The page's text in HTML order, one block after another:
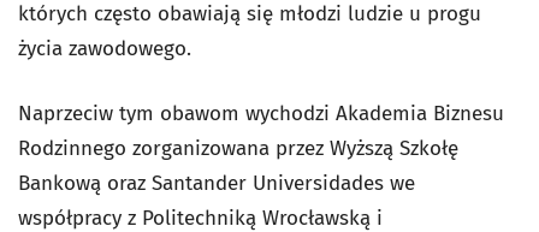
których często obawiają się młodzi ludzie u progu
życia zawodowego.
Naprzeciw tym obawom wychodzi Akademia Biznesu
Rodzinnego zorganizowana przez Wyższą Szkołę
Bankową oraz Santander Universidades we
współpracy z Politechniką Wrocławską i